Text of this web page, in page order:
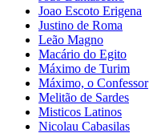
Joao Escoto Erigena
Justino de Roma
Leão Magno
Macário do Egito
Máximo de Turim
Máximo, o Confessor
Melitão de Sardes
Misticos Latinos
Nicolau Cabasilas